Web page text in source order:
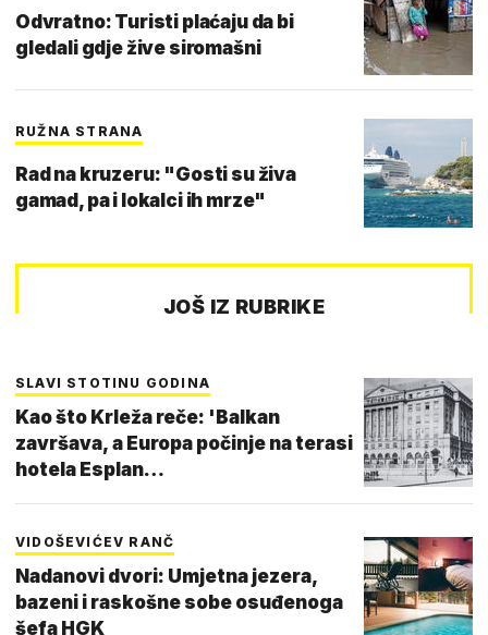
Odvratno: Turisti plaćaju da bi
gledali gdje žive siromašni
RUŽNA STRANA
Rad na kruzeru: "Gosti su živa
gamad, pa i lokalci ih mrze"
JOŠ IZ RUBRIKE
SLAVI STOTINU GODINA
Kao što Krleža reče: 'Balkan
završava, a Europa počinje na terasi
hotela Esplan…
VIDOŠEVIĆEV RANČ
Nadanovi dvori: Umjetna jezera,
bazeni i raskošne sobe osuđenoga
šefa HGK